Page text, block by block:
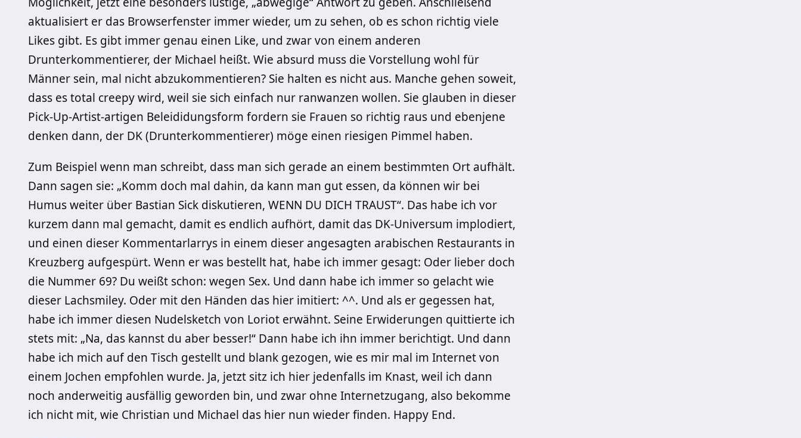
aktualisiert er das Browserfenster immer wieder, um zu sehen, ob es schon richtig viele
Likes gibt. Es gibt immer genau einen Like, und zwar von einem anderen
Drunterkommentierer, der Michael heißt. Wie absurd muss die Vorstellung wohl für
Männer sein, mal nicht abzukommentieren? Sie halten es nicht aus. Manche gehen soweit,
dass es total creepy wird, weil sie sich einfach nur ranwanzen wollen. Sie glauben in dieser
Pick-Up-Artist-artigen Beleididungsform fordern sie Frauen so richtig raus und ebenjene
denken dann, der DK (Drunterkommentierer) möge einen riesigen Pimmel haben.
Zum Beispiel wenn man schreibt, dass man sich gerade an einem bestimmten Ort aufhält.
Dann sagen sie: „Komm doch mal dahin, da kann man gut essen, da können wir bei
Humus weiter über Bastian Sick diskutieren, WENN DU DICH TRAUST“. Das habe ich vor
kurzem dann mal gemacht, damit es endlich aufhört, damit das DK-Universum implodiert,
und einen dieser Kommentarlarrys in einem dieser angesagten arabischen Restaurants in
Kreuzberg aufgespürt. Wenn er was bestellt hat, habe ich immer gesagt: Oder lieber doch
die Nummer 69? Du weißt schon: wegen Sex. Und dann habe ich immer so gelacht wie
dieser Lachsmiley. Oder mit den Händen das hier imitiert: ^^. Und als er gegessen hat,
habe ich immer diesen Nudelsketch von Loriot erwähnt. Seine Erwiderungen quittierte ich
stets mit: „Na, das kannst du aber besser!“ Dann habe ich ihn immer berichtigt. Und dann
habe ich mich auf den Tisch gestellt und blank gezogen, wie es mir mal im Internet von
einem Jochen empfohlen wurde. Ja, jetzt sitz ich hier jedenfalls im Knast, weil ich dann
noch anderweitig ausfällig geworden bin, und zwar ohne Internetzugang, also bekomme
ich nicht mit, wie Christian und Michael das hier nun wieder finden. Happy End.